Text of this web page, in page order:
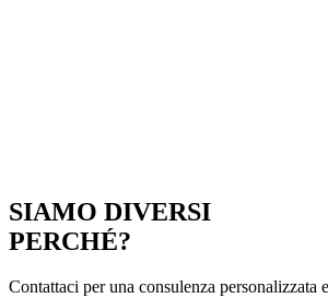
SIAMO DIVERSI
PERCHÉ?
Contattaci per una consulenza personalizzata